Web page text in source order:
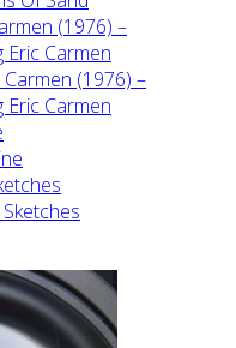
(1976) –
Carmen